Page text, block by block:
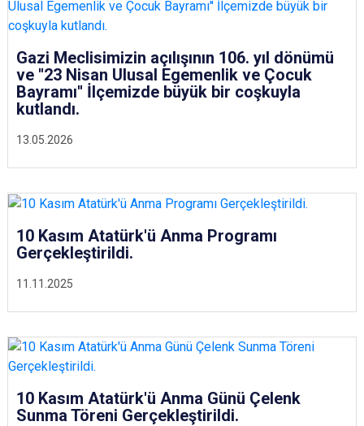
13.05.2026
Gazi Meclisimizin açılışının 106. yıl dönümü
ve ''23 Nisan Ulusal Egemenlik ve Çocuk
Bayramı'' İlçemizde büyük bir coşkuyla
kutlandı.
11.11.2025
10 Kasım Atatürk'ü Anma Programı
Gerçekleştirildi.
10 Kasım Atatürk'ü Anma Günü Çelenk
Sunma Töreni Gerçekleştirildi.